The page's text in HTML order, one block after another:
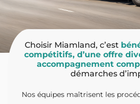
Choisir Miamland, c’est
compétitifs, d’une offre
accompagnement
démarches
Nos équipes maîtrisent les